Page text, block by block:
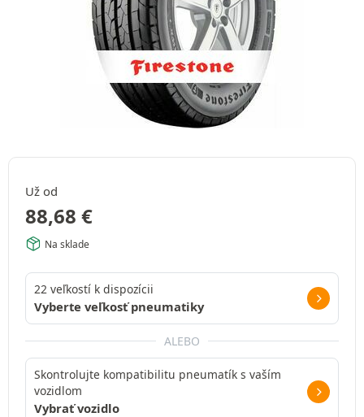
Už od
88,68 €
Na sklade
22 veľkostí k dispozícii
Vyberte veľkosť pneumatiky
ALEBO
Skontrolujte kompatibilitu pneumatík s vaším
vozidlom
Vybrať vozidlo